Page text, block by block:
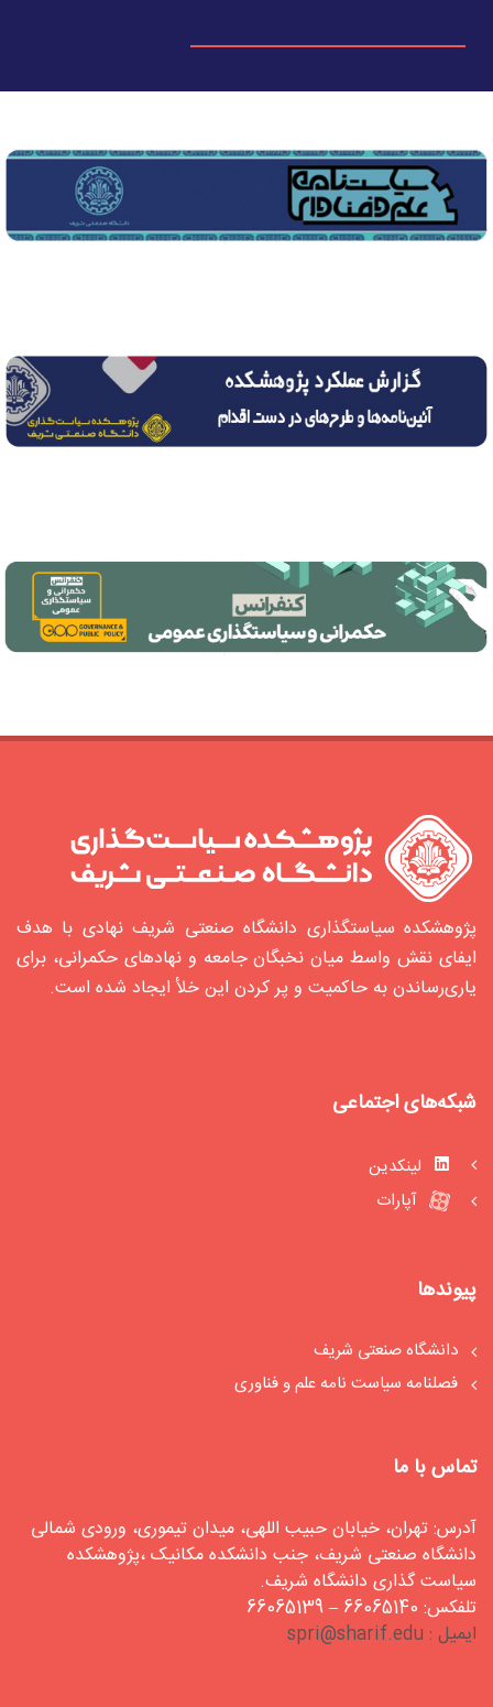
پژوهشکده سیاستگذاری دانشگاه صنعتی شریف نهادی با هدف
ایفای نقش واسط میان نخبگان جامعه و نهادهای حکمرانی، برای
یاری‌رساندن به حاکمیت و پر کردن این خلأ ایجاد شده‌ است.
شبکه‌های اجتماعی
لینکدین
آپارات
پیوندها
دانشگاه صنعتی شریف
فصلنامه سیاست‏ نامه علم و فناوری
تماس با ما
آدرس: تهران، خیابان حبیب اللهی، میدان تیموری، ورودی شمالی
دانشگاه صنعتی شریف، جنب دانشکده مکانیک ،پژوهشکده
سیاست گذاری دانشگاه شریف.
تلفکس: 66065140 – 66065139
ایمیل : spri@sharif.edu